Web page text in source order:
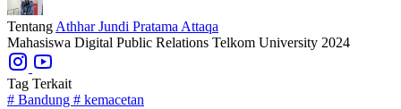
Tentang Athhar Jundi Pratama Attaqa
Mahasiswa Digital Public Relations Telkom University 2024
Tag Terkait
# Bandung # kemacetan